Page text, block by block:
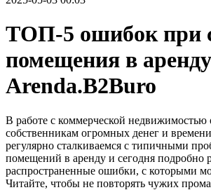
ТОП-5 ошибок при
помещения в
Arenda.B2Buro
В работе с коммерческой недвижимостью
собственникам огромных денег и
регулярно сталкиваемся с типичными
помещений в аренду и сегодня подробно
распространенные ошибки, с которыми
Читайте, чтобы не повторять чужих